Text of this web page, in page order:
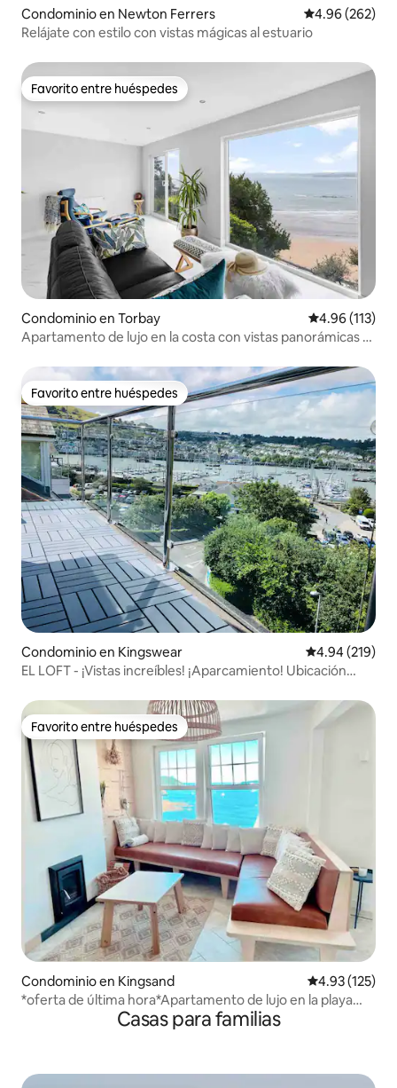
Condominio en Newton Ferrers Calificación
4.96 (262)
Relájate con estilo con vistas mágicas al estuario
Favorito entre huéspedes
Favorito entre huéspedes
Condominio en Torbay Calificación
4.96 (113)
Apartamento de lujo en la costa con vistas panorámicas al
Favorito entre huéspedes
Favorito entre huéspedes
Condominio en Kingswear Calificación
4.94 (219)
EL LOFT - ¡Vistas increíbles! ¡Aparcamiento! Ubicación
Favorito entre huéspedes
Favorito entre huéspedes
Condominio en Kingsand Calificación
4.93 (125)
*oferta de última hora*Apartamento de lujo en la playa
con vistas al marCasas para familias